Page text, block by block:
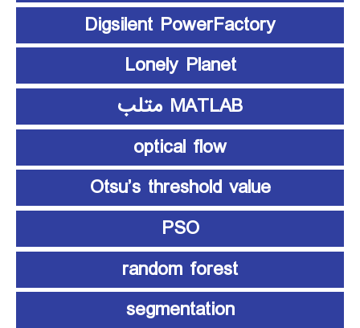
Digsilent PowerFactory
Lonely Planet
MATLAB متلب
optical flow
Otsu’s threshold value
PSO
random forest
segmentation